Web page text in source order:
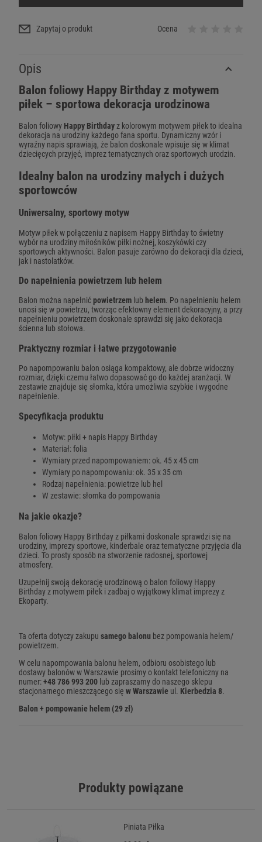
Zapytaj o produkt Ocena
Opis
Balon foliowy Happy Birthday z motywem
piłek – sportowa dekoracja urodzinowa
Balon foliowy Happy Birthdayz kolorowym motywem piłek to idealna
dekoracja na urodziny każdego fana sportu. Dynamiczny wzór i
wyraźny napis sprawiają, że balon doskonale wpisuje się w klimat
dziecięcych przyjęć, imprez tematycznych oraz sportowych urodzin.
Idealny balon na urodziny małych i dużych
sportowców
Uniwersalny, sportowy motyw
Motyw piłek w połączeniu z napisem Happy Birthday to świetny
wybór na urodziny miłośników piłki nożnej, koszykówki czy
sportowych aktywności. Balon pasuje zarówno do dekoracji dla dzieci,
jak i nastolatków.
Do napełnienia powietrzem lub helem
Balon można napełnićpowietrzem lub helem. Po napełnieniu helem
unosi się w powietrzu, tworząc efektowny element dekoracyjny, a przy
napełnieniu powietrzem doskonale sprawdzi się jako dekoracja
ścienna lub stołowa.
Praktyczny rozmiar i łatwe przygotowanie
Po napompowaniu balon osiąga kompaktowy, ale dobrze widoczny
rozmiar, dzięki czemu łatwo dopasować go do każdej aranżacji. W
zestawie znajduje się słomka, która umożliwia szybkie i wygodne
napełnienie.
Specyfikacja produktu
Motyw: piłki + napis Happy Birthday
Materiał: folia
Wymiary przed napompowaniem: ok. 45 x 45 cm
Wymiary po napompowaniu: ok. 35 x 35 cm
Rodzaj napełnienia: powietrze lub hel
W zestawie: słomka do pompowania
Na jakie okazje?
Balon foliowy Happy Birthday z piłkami doskonale sprawdzi się na
urodziny, imprezy sportowe, kinderbale oraz tematyczne przyjęcia dla
dzieci. To prosty sposób na stworzenie radosnej, sportowej
atmosfery.
Uzupełnij swoją dekorację urodzinową o balon foliowy Happy
Birthday z motywem piłek i zadbaj o wyjątkowy klimat imprezy z
Ekoparty.
Ta oferta dotyczy zakupu samego balonu bez pompowania helem/
powietrzem.
W celu napompowania balonu helem, odbioru osobistego lub
dostawy balonów w Warszawie prosimy o kontakt telefoniczny na
numer:+48 786 993 200 lub zapraszamy do naszego sklepu
stacjonarnego mieszczącego się w Warszawie ul. Kierbedzia 8.
Balon + pompowanie helem (29 zł)
Produkty powiązane
Piniata Piłka